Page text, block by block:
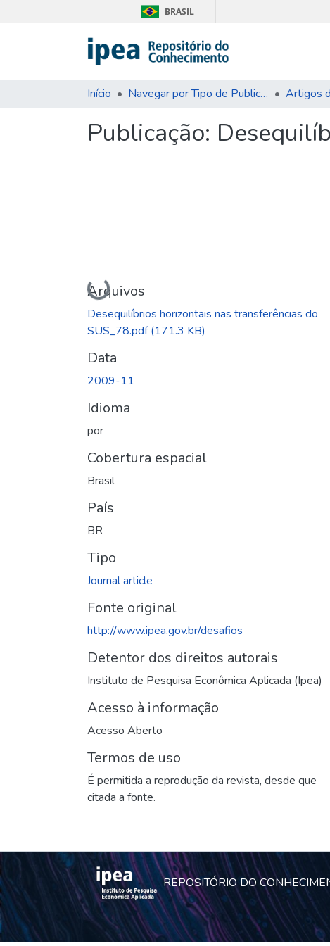
BRASIL
Início Navegar por Tipo de Publicação Artigos
Publicação:
Carregando...
Arquivos
Desequilíbrios horizontais nas transferências do
SUS_78.pdf(171.3 KB)
Data
2009-11
Idioma
por
Cobertura espacial
Brasil
País
BR
Tipo
Journal article
Fonte original
http://www.ipea.gov.br/desafios
Detentor dos direitos autorais
Instituto de Pesquisa Econômica Aplicada (Ipea)
Acesso à informação
Acesso Aberto
Termos de uso
É permitida a reprodução da revista, desde que
citada a fonte.
REPOSITÓRIO DO